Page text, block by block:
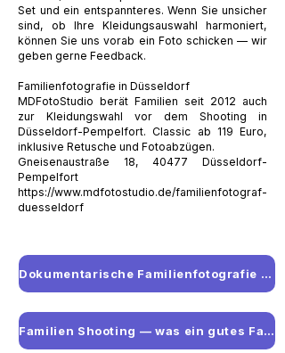
Set und ein entspannteres. Wenn Sie unsicher
sind, ob Ihre Kleidungsauswahl harmoniert,
können Sie uns vorab ein Foto schicken — wir
geben gerne Feedback.
Familienfotografie in Düsseldorf
MDFotoStudio berät Familien seit 2012 auch
zur Kleidungswahl vor dem Shooting in
Düsseldorf-Pempelfort. Classic ab 119 Euro,
inklusive Retusche und Fotoabzügen.
Gneisenaustraße 18, 40477 Düsseldorf-
Pempelfort
https://www.mdfotostudio.de/familienfotograf-
duesseldorf
Dokumentarische Familienfotografie — Echte Momente statt gestellter Bilder
Familien Shooting — was ein gutes Familienfoto ausmacht